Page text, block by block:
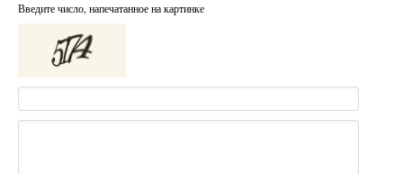
Введите число, напечатанное на картинке